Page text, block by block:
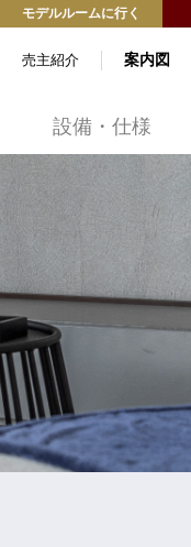
設備・仕様
売主紹介 案内図
モデルルームに行く